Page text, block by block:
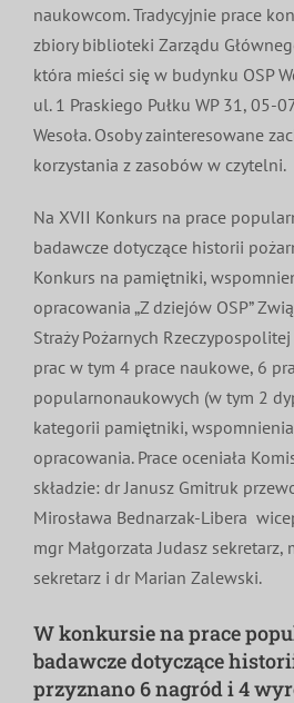
naukowcom. Tradycyjnie prace
zbiory biblioteki Zarządu
która mieści się w budynku OSP
ul. 1 Praskiego Pułku WP 31, 05-
Wesoła. Osoby zainteresowane
korzystania z zasobów w czytelni.
Na XVII Konkurs na prace
badawcze dotyczące historii
Konkurs na pamiętniki,
opracowania „Z dziejów OSP”
Straży Pożarnych
prac w tym 4 prace naukowe, 6
popularnonaukowych (w tym 2
kategorii pamiętniki,
opracowania. Prace oceniała
składzie: dr Janusz Gmitruk
Mirosława Bednarzak-Libera
mgr Małgorzata Judasz sekretarz,
sekretarz i dr Marian Zalewski.
W konkursie na prace
badawcze dotyczące
przyznano 6 nagród i 4